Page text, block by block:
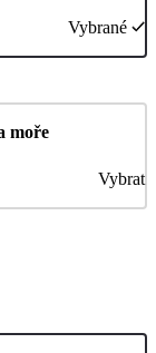
Vybrané
moře
Vybrat